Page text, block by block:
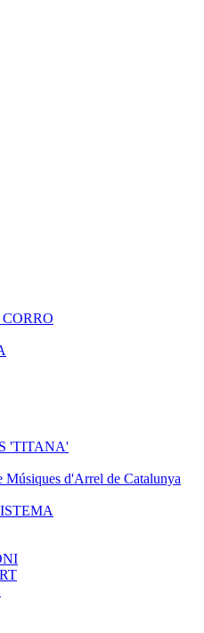
'TITANA'
d'Arrel de Catalunya